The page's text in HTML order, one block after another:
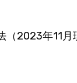
2023年11月